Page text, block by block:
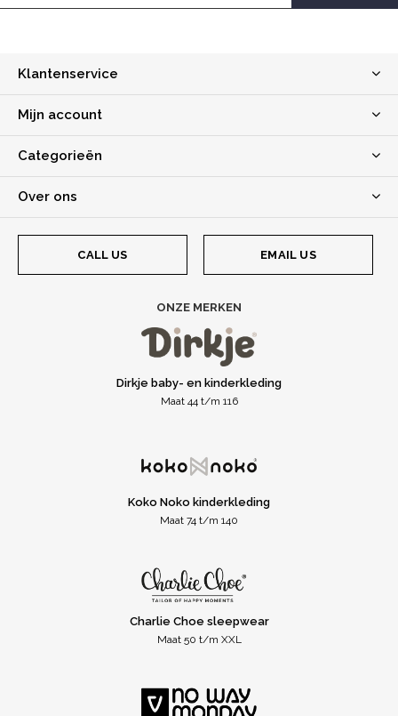
Klantenservice
Mijn account
Categorieën
Over ons
CALL US EMAIL US
ONZE MERKEN
Dirkje baby- en kinderkleding
Maat 44 t/m 116
Koko Noko kinderkleding
Maat 74 t/m 140
Charlie Choe sleepwear
Maat 50 t/m XXL